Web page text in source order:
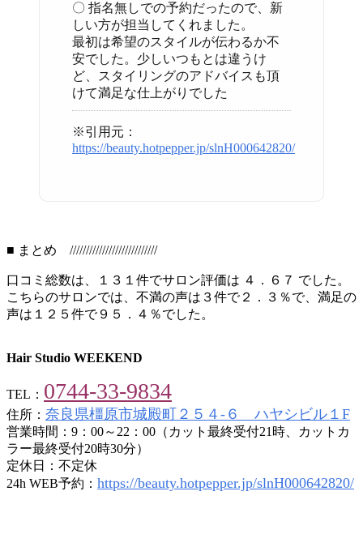
〇 指名無しでの予約だったので、新
しい方が担当してくれました。
最初は希望のスタイルが伝わるか不
安でした。少しいつもとは違うけ
ど、スタイリングのアドバイスも頂
けて満足な仕上がりでした
※引用元：
https://beauty.hotpepper.jp/slnH000642820/
■ まとめ ///////////////////////////
口コミ総数は、１３１件でサロン評価は ４．６７ でした。
こちらのサロンでは、不満の声は３件で２．３％で、満足の
声は１２５件で９５．４％でした。
Hair Studio WEEKEND
TEL： 0744-33-9834
住所： 奈良県橿原市城殿町２５４-６ ハヤシビル１F
営業時間：9：00～22：00（カット最終受付21時、カットカ
ラー最終受付20時30分）
定休日：不定休
24h WEB予約： https://beauty.hotpepper.jp/slnH000642820/